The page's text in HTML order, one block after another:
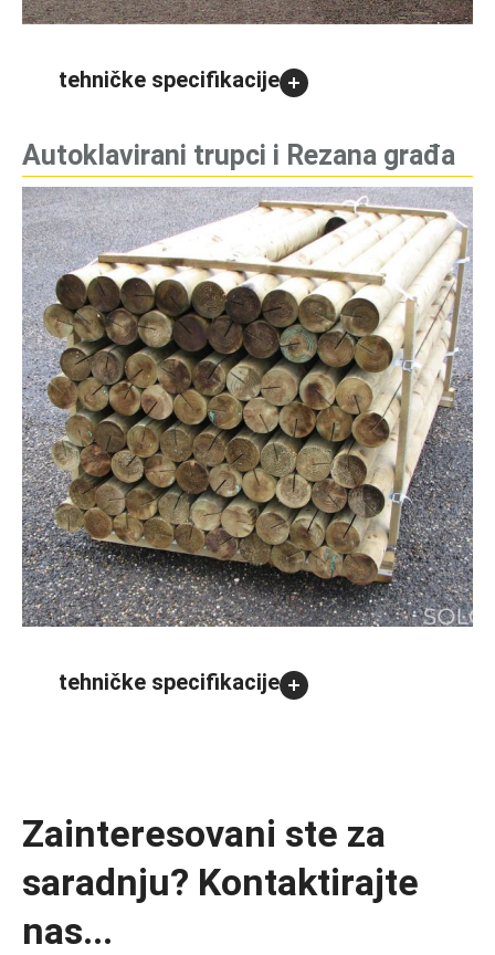
tehničke specifikacije
Autoklavirani trupci i Rezana građa
tehničke specifikacije
Zainteresovani ste za
saradnju? Kontaktirajte
nas...